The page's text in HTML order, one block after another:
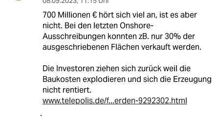
700 Millionen € hört sich viel an, ist es aber
nicht. Bei den letzten Onshore-
Ausschreibungen konnten zB. nur 30% der
ausgeschriebenen Flächen verkauft werden.
Die Investoren ziehen sich zurück weil die
Baukosten explodieren und sich die Erzeugung
nicht rentiert.
www.telepolis.de/f...erden-9292302.html